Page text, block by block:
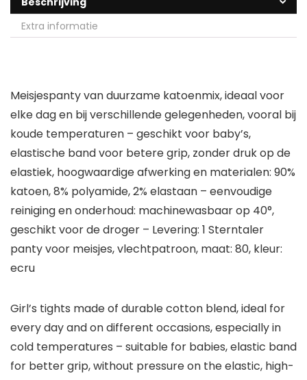
Extra informatie
Meisjespanty van duurzame katoenmix, ideaal voor
elke dag en bij verschillende gelegenheden, vooral bij
koude temperaturen – geschikt voor baby’s,
elastische band voor betere grip, zonder druk op de
elastiek, hoogwaardige afwerking en materialen: 90%
katoen, 8% polyamide, 2% elastaan – eenvoudige
reiniging en onderhoud: machinewasbaar op 40°,
geschikt voor de droger – Levering: 1 Sterntaler
panty voor meisjes, vlechtpatroon, maat: 80, kleur:
ecru
Girl’s tights made of durable cotton blend, ideal for
every day and on different occasions, especially in
cold temperatures – suitable for babies, elastic band
for better grip, without pressure on the elastic, high-